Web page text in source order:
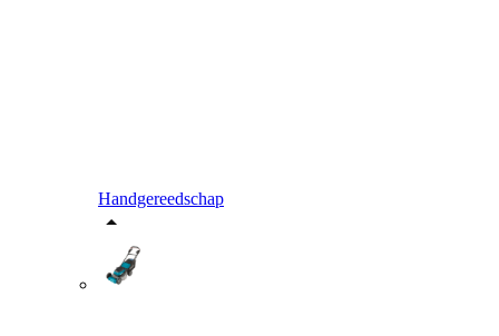
Handgereedschap